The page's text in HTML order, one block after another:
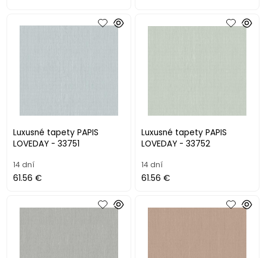
Luxusné tapety PAPIS
LOVEDAY - 33751
14 dní
61.56 €
Luxusné tapety PAPIS
LOVEDAY - 33752
14 dní
61.56 €